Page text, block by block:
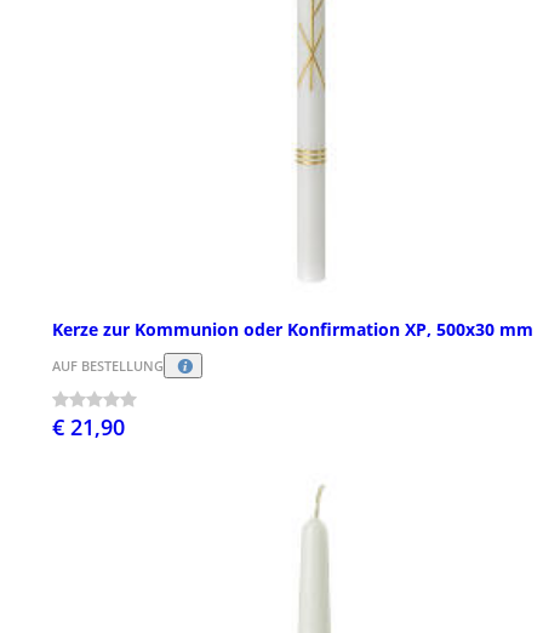
Kerze zur Kommunion oder Konfirmation XP, 500x30 mm
AUF BESTELLUNG
€ 21,90